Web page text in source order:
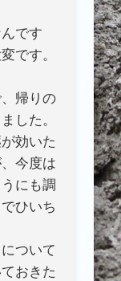
です
です。
帰りの
した。
効いた
今度は
にも調
ひいち
ついて
おきた